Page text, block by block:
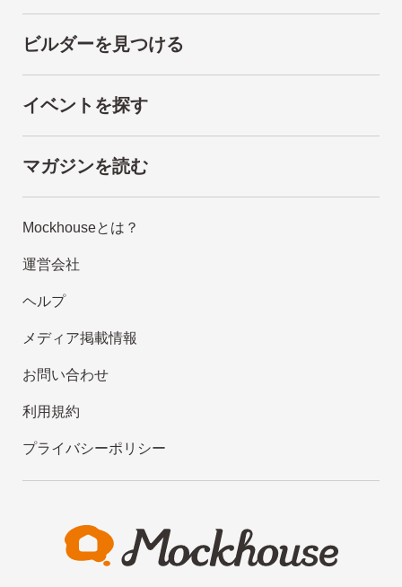
ビルダーを見つける
イベントを探す
マガジンを読む
Mockhouseとは？
運営会社
ヘルプ
メディア掲載情報
お問い合わせ
利用規約
プライバシーポリシー